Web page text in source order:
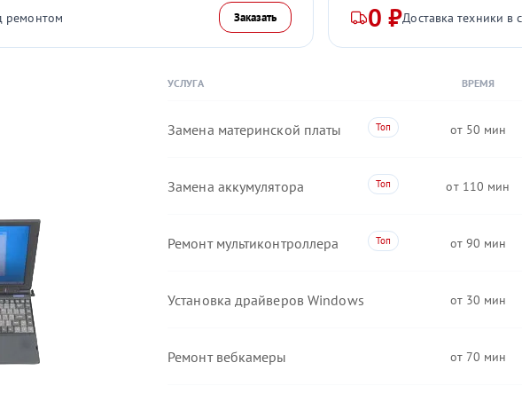
ремонтом Заказать 0 ₽Доставка техники в
УСЛУГА ВРЕМЯ
Замена материнской платы 50
Замена аккумулятора 110
Ремонт мультиконтроллера 90
Установка драйверов Windows 30
Ремонт вебкамеры 70